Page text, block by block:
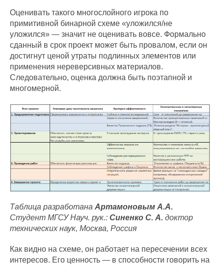
Оценивать такого многослойного игрока по
примитивной бинарной схеме «уложился/не
уложился» — значит не оценивать вовсе. Формально
сданный в срок проект может быть провалом, если он
достигнут ценой утраты подлинных элементов или
применения нереверсивных материалов.
Следовательно, оценка должна быть поэтапной и
многомерной.
Таблица разработана Артамоновым А.А.
Студент МГСУ Науч. рук.: Синенко С. А. доктор
технических наук, Москва, Россия
Как видно на схеме, он работает на пересечении всех
интересов. Его ценность — в способности говорить на